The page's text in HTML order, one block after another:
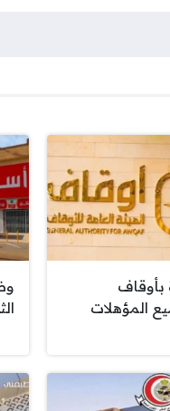
المؤهلات